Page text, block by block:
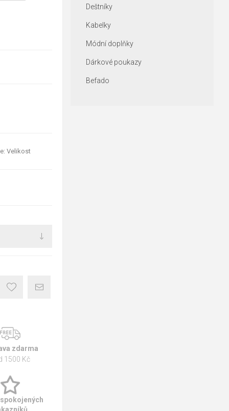
Velikost
zdarma
1500 Kč
Deštníky
Kabelky
Módní doplňky
Dárkové poukazy
Befado